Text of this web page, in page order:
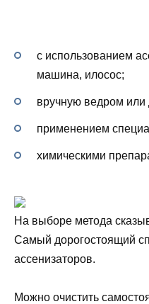
с использованием
машина, илосос;
вручную ведром
применением
химическими
На выборе метода
Самый дорогостоящий
ассенизаторов.
Можно очистить